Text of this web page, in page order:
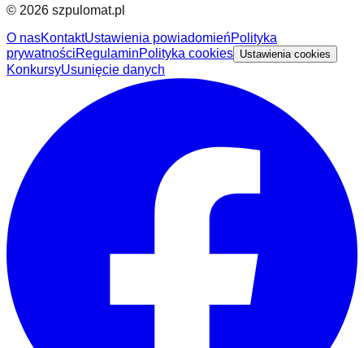
© 2026 szpulomat.pl
O nasKontaktUstawienia powiadomieńPolityka
prywatnościRegulaminPolityka cookies Ustawienia cookies
KonkursyUsunięcie danych